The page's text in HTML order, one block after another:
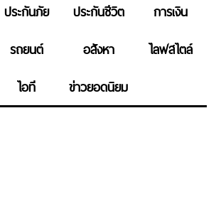
ประกันภัย ประกันชีวิต
การเงิน
รถยนต์ อสังหา
ไลฟสไตล์
ไอที ข่าวยอดนิยม